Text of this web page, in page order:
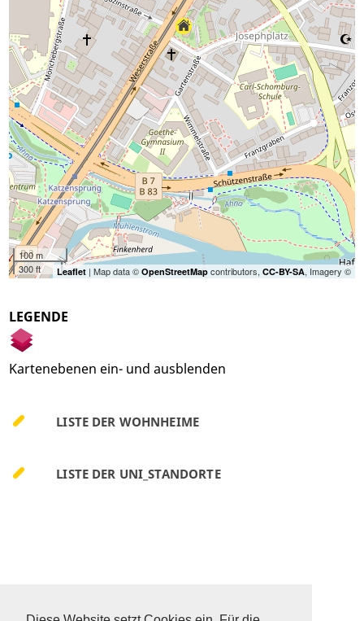
100 m
300 ft
Leaflet| Map data © OpenStreetMapcontributors, CC-BY-SA, Imagery ©
LEGENDE
Kartenebenen ein- und ausblenden
LISTE DER WOHNHEIME
LISTE DER UNI_STANDORTE
SITEMAP